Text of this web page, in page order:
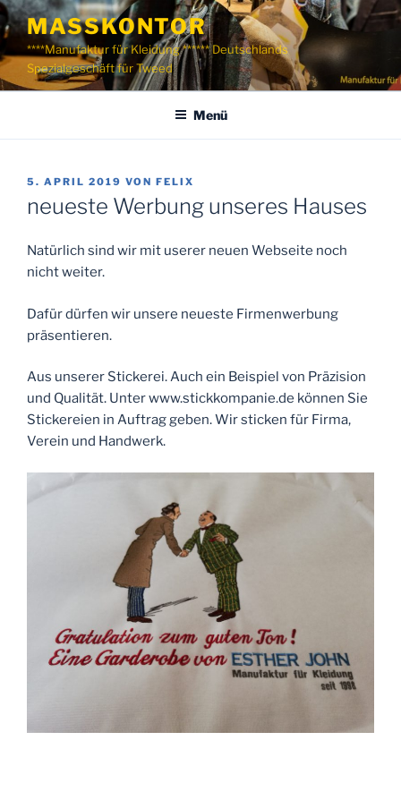
Zum
Inhalt
springen
MASSKONTOR
****Manufaktur für Kleidung ****** Deutschlands
Spezialgeschäft für Tweed
Menü
VERÖFFENTLICHT
5. APRIL 2019 VON FELIX
neueste Werbung unseres Hauses
Natürlich sind wir mit userer neuen Webseite noch
nicht weiter.
Dafür dürfen wir unsere neueste Firmenwerbung
präsentieren.
Aus unserer Stickerei. Auch ein Beispiel von Präzision
und Qualität. Unter www.stickkompanie.de können Sie
Stickereien in Auftrag geben. Wir sticken für Firma,
Verein und Handwerk.